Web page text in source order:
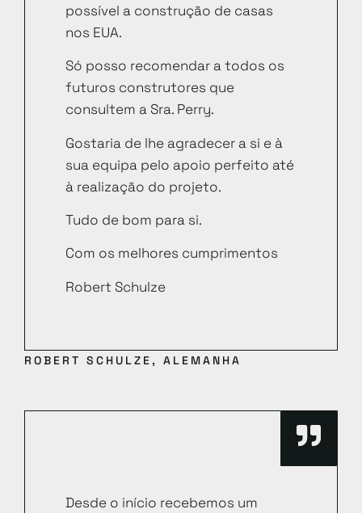
possível a construção de casas
nos EUA.
Só posso recomendar a todos os
futuros construtores que
consultem a Sra. Perry.
Gostaria de lhe agradecer a si e à
sua equipa pelo apoio perfeito até
à realização do projeto.
Tudo de bom para si.
Com os melhores cumprimentos
Robert Schulze
ROBERT SCHULZE, ALEMANHA
Desde o início recebemos um